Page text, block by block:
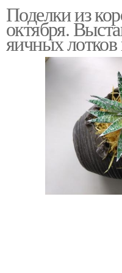
Поделки из
октября.
яичных